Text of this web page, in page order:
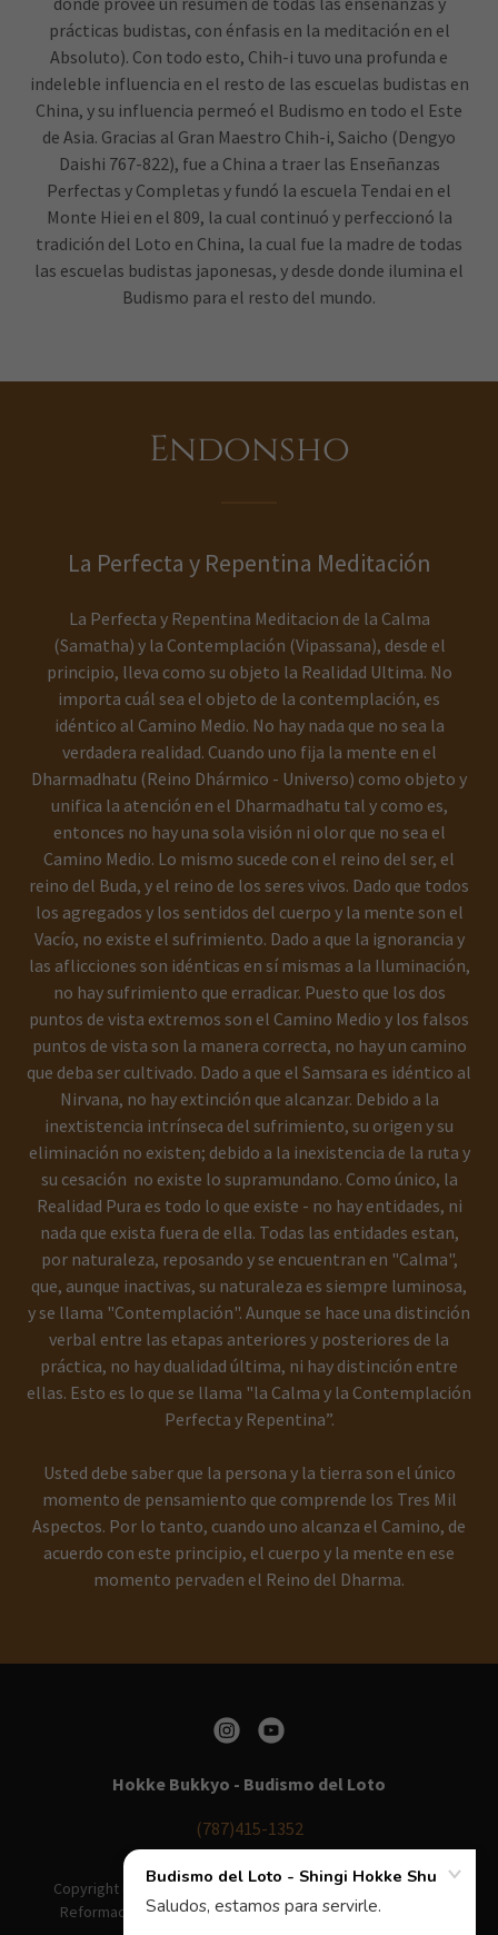
prácticas budistas, con énfasis en la meditación en el
Absoluto). Con todo esto, Chih-i tuvo una profunda e
indeleble influencia en el resto de las escuelas budistas en
China, y su influencia permeó el Budismo en todo el Este
de Asia. Gracias al Gran Maestro Chih-i, Saicho (Dengyo
Daishi 767-822), fue a China a traer las Enseñanzas
Perfectas y Completas y fundó la escuela Tendai en el
Monte Hiei en el 809, la cual continuó y perfeccionó la
tradición del Loto en China, la cual fue la madre de todas
las escuelas budistas japonesas, y desde donde ilumina el
Budismo para el resto del mundo.
Endonsho
La Perfecta y Repentina Meditación
La Perfecta y Repentina Meditacion de la Calma
(Samatha) y la Contemplación (Vipassana), desde el
principio, lleva como su objeto la Realidad Ultima. No
importa cuál sea el objeto de la contemplación, es
idéntico al Camino Medio. No hay nada que no sea la
verdadera realidad. Cuando uno fija la mente en el
Dharmadhatu (Reino Dhármico - Universo) como objeto y
unifica la atención en el Dharmadhatu tal y como es,
entonces no hay una sola visión ni olor que no sea el
Camino Medio. Lo mismo sucede con el reino del ser, el
reino del Buda, y el reino de los seres vivos. Dado que todos
los agregados y los sentidos del cuerpo y la mente son el
Vacío, no existe el sufrimiento. Dado a que la ignorancia y
las aflicciones son idénticas en sí mismas a la Iluminación,
no hay sufrimiento que erradicar. Puesto que los dos
puntos de vista extremos son el Camino Medio y los falsos
puntos de vista son la manera correcta, no hay un camino
que deba ser cultivado. Dado a que el Samsara es idéntico al
Nirvana, no hay extinción que alcanzar. Debido a la
inextistencia intrínseca del sufrimiento, su origen y su
eliminación no existen; debido a la inexistencia de la ruta y
su cesación no existe lo supramundano. Como único, la
Realidad Pura es todo lo que existe - no hay entidades, ni
nada que exista fuera de ella. Todas las entidades estan,
por naturaleza, reposando y se encuentran en "Calma",
que, aunque inactivas, su naturaleza es siempre luminosa,
y se llama "Contemplación". Aunque se hace una distinción
verbal entre las etapas anteriores y posteriores de la
práctica, no hay dualidad última, ni hay distinción entre
ellas. Esto es lo que se llama "la Calma y la Contemplación
Perfecta y Repentina”.
Usted debe saber que la persona y la tierra son el único
momento de pensamiento que comprende los Tres Mil
Aspectos. Por lo tanto, cuando uno alcanza el Camino, de
acuerdo con este principio, el cuerpo y la mente en ese
momento pervaden el Reino del Dharma.
Hokke Bukkyo - Budismo del Loto
(787)415-1352
Copyright © 2019-2026. Shingi Hokke Shu - Escuela del Loto
Reformada - Hokke Bukkyo - Budismo del Loto. Todos los